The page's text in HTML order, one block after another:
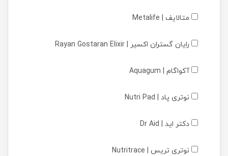
متالایف | Metalife
رایان گستران اکسیر | Rayan Gostaran Elixir
آکواگام | Aquagum
نوتری پاد | Nutri Pad
دکتر اید | Dr Aid
نوتری تریس | Nutritrace